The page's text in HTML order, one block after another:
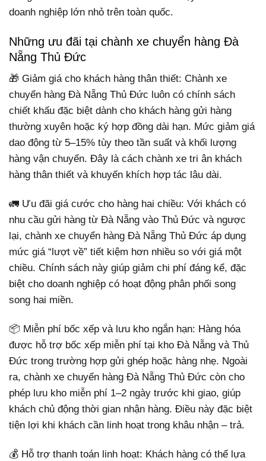
doanh nghiệp lớn nhỏ trên toàn quốc.
Những ưu đãi tại chành xe chuyển hàng Đà
Nẵng Thủ Đức
🎁 Giảm giá cho khách hàng thân thiết: Chành xe
chuyển hàng Đà Nẵng Thủ Đức luôn có chính sách
chiết khấu đặc biệt dành cho khách hàng gửi hàng
thường xuyên hoặc ký hợp đồng dài hạn. Mức giảm giá
dao động từ 5–15% tùy theo tần suất và khối lượng
hàng vận chuyển. Đây là cách chành xe tri ân khách
hàng thân thiết và khuyến khích hợp tác lâu dài.
🚛 Ưu đãi giá cước cho hàng hai chiều: Với khách có
nhu cầu gửi hàng từ Đà Nẵng vào Thủ Đức và ngược
lại, chành xe chuyển hàng Đà Nẵng Thủ Đức áp dụng
mức giá “lượt về” tiết kiệm hơn nhiều so với giá một
chiều. Chính sách này giúp giảm chi phí đáng kể, đặc
biệt cho doanh nghiệp có hoạt động phân phối song
song hai miền.
📦 Miễn phí bốc xếp và lưu kho ngắn hạn: Hàng hóa
được hỗ trợ bốc xếp miễn phí tại kho Đà Nẵng và Thủ
Đức trong trường hợp gửi ghép hoặc hàng nhẹ. Ngoài
ra, chành xe chuyển hàng Đà Nẵng Thủ Đức còn cho
phép lưu kho miễn phí 1–2 ngày trước khi giao, giúp
khách chủ động thời gian nhận hàng. Điều này đặc biệt
tiện lợi khi khách cần linh hoạt trong khâu nhận – trả.
💰 Hỗ trợ thanh toán linh hoạt: Khách hàng có thể lựa